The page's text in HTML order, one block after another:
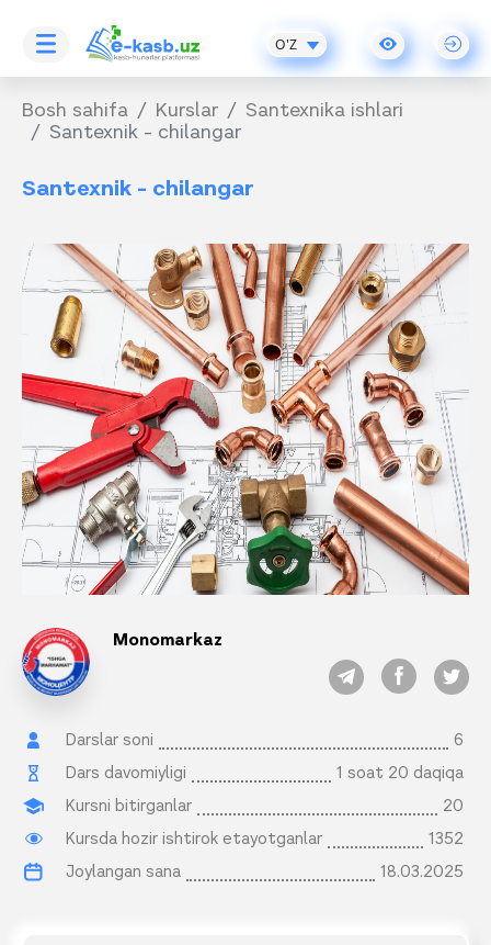
O'Z
Bosh sahifa Kurslar
Santexnika ishlari
Santexnik - chilangar
Santexnik - chilangar
Monomarkaz
Darslar soni
6
Dars davomiyligi
1 soat 20 daqiqa
Kursni bitirganlar
20
Kursda hozir ishtirok etayotganlar
1352
Joylangan sana
18.03.2025